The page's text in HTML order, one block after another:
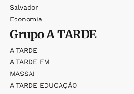
Salvador
Economia
GrupoA TARDE
A TARDE
A TARDE FM
MASSA!
A TARDE EDUCAÇÃO